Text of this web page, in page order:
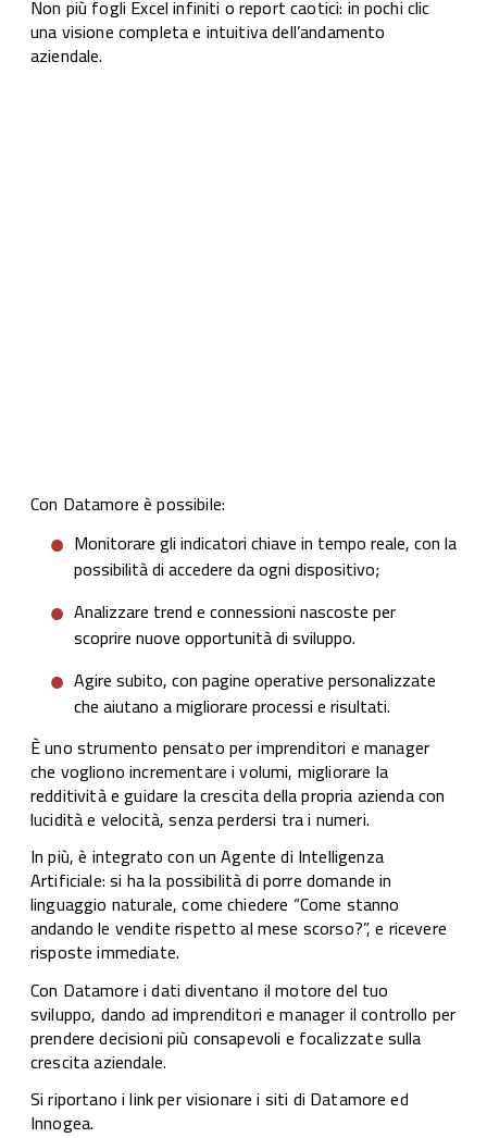
Non più fogli Excel infiniti o report caotici: in pochi clic
una visione completa e intuitiva dell’andamento
aziendale.
Con Datamore è possibile:
Monitorare gli indicatori chiave in tempo reale, con la
possibilità di accedere da ogni dispositivo;
Analizzare trend e connessioni nascoste per
scoprire nuove opportunità di sviluppo.
Agire subito, con pagine operative personalizzate
che aiutano a migliorare processi e risultati.
È uno strumento pensato per imprenditori e manager
che vogliono incrementare i volumi, migliorare la
redditività e guidare la crescita della propria azienda con
lucidità e velocità, senza perdersi tra i numeri.
In più, è integrato con un Agente di Intelligenza
Artificiale: si ha la possibilità di porre domande in
linguaggio naturale, come chiedere “Come stanno
andando le vendite rispetto al mese scorso?”, e ricevere
risposte immediate.
Con Datamore i dati diventano il motore del tuo
sviluppo, dando ad imprenditori e manager il controllo per
prendere decisioni più consapevoli e focalizzate sulla
crescita aziendale.
Si riportano i link per visionare i siti di Datamore ed
Innogea.